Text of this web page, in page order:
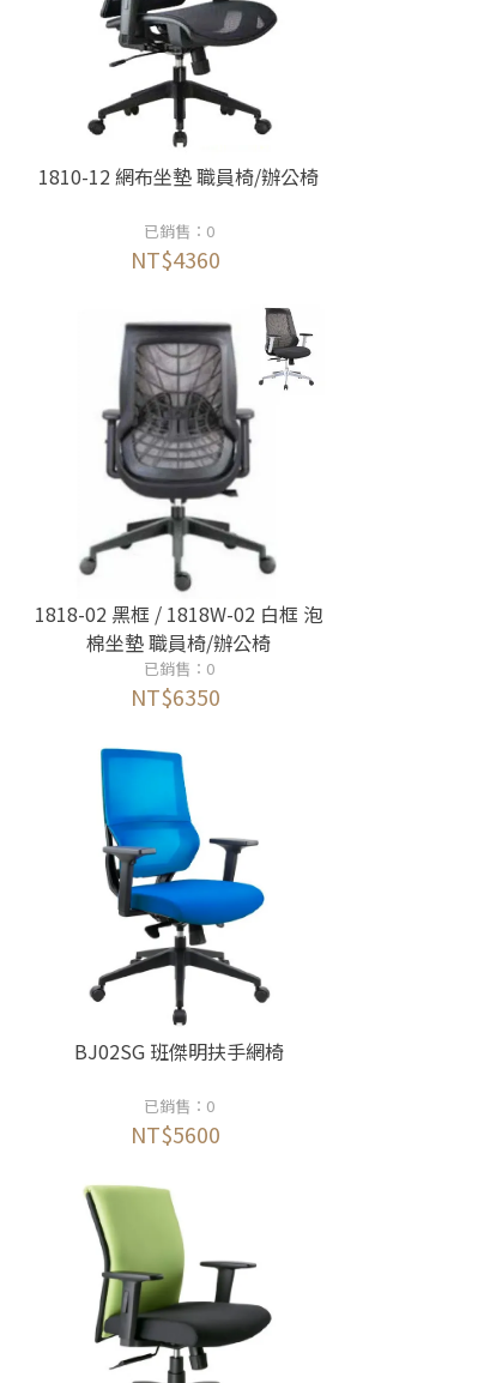
1810-12 網布坐墊 職員椅/辦公椅
已銷售：0
NT$4360
1818-02 黑框 / 1818W-02 白框 泡
棉坐墊 職員椅/辦公椅
已銷售：0
NT$6350
BJ02SG 班傑明扶手網椅
已銷售：0
NT$5600